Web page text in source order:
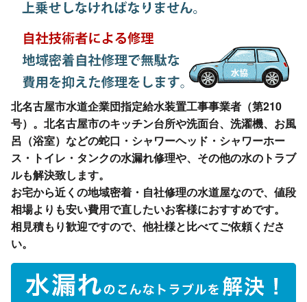
北名古屋市水道企業団指定給水装置工事事業者（第210
号）。北名古屋市のキッチン台所や洗面台、洗濯機、お風
呂（浴室）などの蛇口・シャワーヘッド・シャワーホー
ス・トイレ・タンクの水漏れ修理や、その他の水のトラブ
ルも解決致します。
お宅から近くの地域密着・自社修理の水道屋なので、値段
相場よりも安い費用で直したいお客様におすすめです。
相見積もり歓迎ですので、他社様と比べてご依頼くださ
い。